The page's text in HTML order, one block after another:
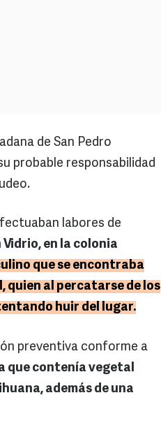
de San Pedro
probable responsabilidad
labores de
Vidrio, en la colonia
que se encontraba
quien al percatarse de los
huir del lugar.
preventiva conforme a
que contenía vegetal
además de una